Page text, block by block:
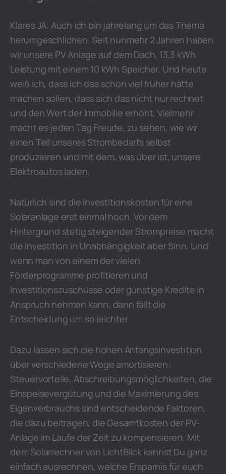
Klares JA. Auch ich bin jahrelang um das Thema
herumgeschlichen. Seit nunmehr 2 Jahren haben
wir unsere PV Anlage auf dem Dach, 13,3 kWh
Leistung mit einem 10 kWh Speicher. Und heute
weiß ich, dass ich das schon viel früher hätte
machen sollen, dass sich das nicht nur rechnet
und den Wert der Immobilie erhöht. Vielmehr
macht es jeden Tag Freude, zu sehen, wie wir
einen Teil unseres Strombedarfs selbst
produzieren und mit dem, was über ist, unsere
Elektroautos laden.
Natürlich sind die Investitionskosten für eine
Solaranlage erst einmal hoch. Vor dem
Hintergrund stetig steigender Strompreise macht
die Investition in Unabhängigkeit aber Sinn. Und
wenn man von einem der vielen
Förderprogramme profitieren und
Investitionszuschüsse oder günstige Kredite in
Anspruch nehmen kann, dann fällt die
Entscheidung um so leichter.
Dazu lassen sich die hohen Anfangsinvestition
über verschiedene Wege amortisieren:
Steuervorteile, Abschreibungsmöglichkeiten, die
Einspeisevergütung und die Maximierung des
Eigenverbrauchs sind entscheidende Faktoren,
die dazu beitragen, die Gesamtkosten der PV-
Anlage im Laufe der Zeit zu kompensieren. Mit
dem Solarrechner von LichtBlick kannst Du ganz
einfach ausrechnen, welche Ersparnis für euch